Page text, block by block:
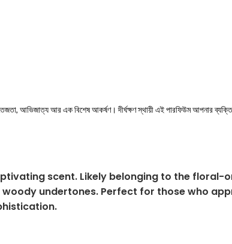
আভিজাত্য আর এক বিশেষ আকর্ষণ। দীর্ঘক্ষণ স্থায়ী এই পারফিউম আপনার
scent. Likely belonging to the floral-
undertones. Perfect for those who